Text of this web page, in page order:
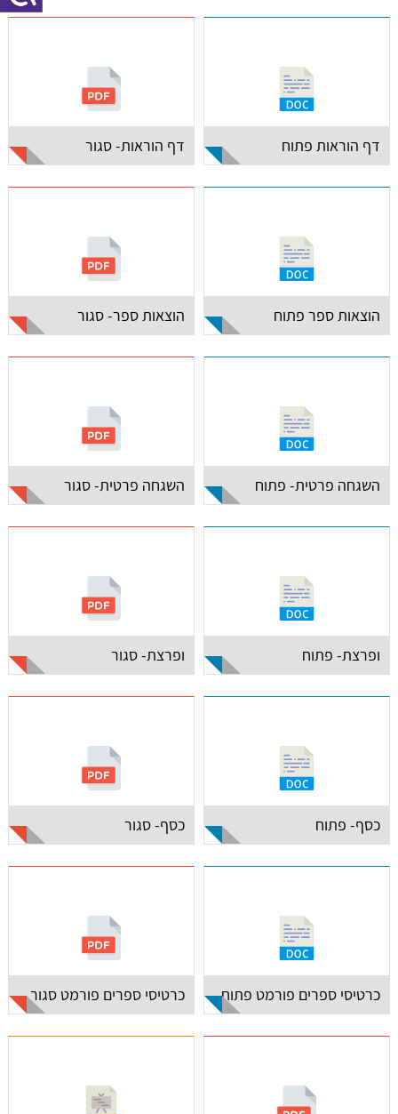
דף הוראות פתוח דף הוראות- סגור
הוצאות ספר פתוח הוצאות ספר- סגור
השגחה פרטית- פתוח השגחה פרטית- סגור
ופרצת- פתוח ופרצת- סגור
כסף- פתוח כסף- סגור
כרטיסי ספרים פורמט פתוח כרטיסי ספרים פורמט סגור